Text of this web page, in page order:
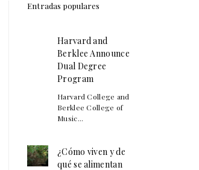
Entradas populares
Harvard and
Berklee Announce
Dual Degree
Program
Harvard College and
Berklee College of
Music...
¿Cómo viven y de
qué se alimentan